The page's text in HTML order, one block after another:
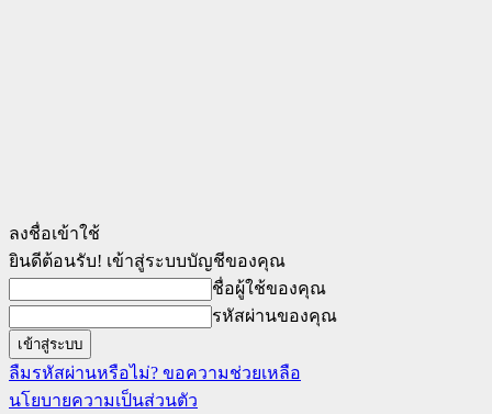
ลงชื่อเข้าใช้
ยินดีต้อนรับ! เข้าสู่ระบบบัญชีของคุณ
ชื่อผู้ใช้ของคุณ
รหัสผ่านของคุณ
ลืมรหัสผ่านหรือไม่? ขอความช่วยเหลือ
นโยบายความเป็นส่วนตัว